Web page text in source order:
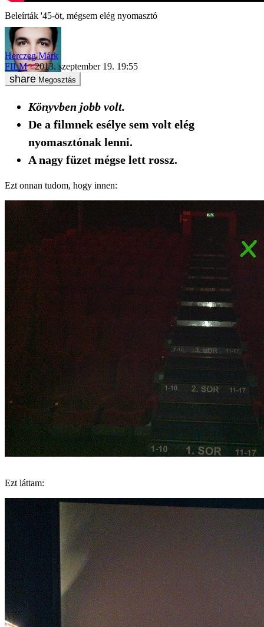
Beleírták '45-öt, mégsem elég nyomasztó
Herczeg Márk
FILM
2013. szeptember 19. 19:55
Megosztás
Könyvben jobb volt.
De a filmnek esélye sem volt elég
nyomasztónak lenni.
A nagy füzet mégse lett rossz.
Ezt onnan tudom, hogy innen:
Ezt láttam: